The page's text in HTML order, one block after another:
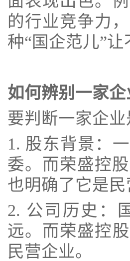
的行业竞争力
种“国企范儿”
如何辨别一家
要判断一家企
1. 股东背景：
委。而荣盛控
也明确了它是民
2. 公司历史：
远。而荣盛控
民营企业。